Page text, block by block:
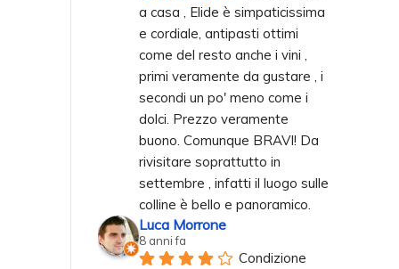
a casa , Elide è simpaticissima
e cordiale, antipasti ottimi
come del resto anche i vini ,
primi veramente da gustare , i
secondi un po' meno come i
dolci. Prezzo veramente
buono. Comunque BRAVI! Da
rivisitare soprattutto in
settembre , infatti il luogo sulle
colline è bello e panoramico.
Luca Morrone
8 anni fa
Condizione